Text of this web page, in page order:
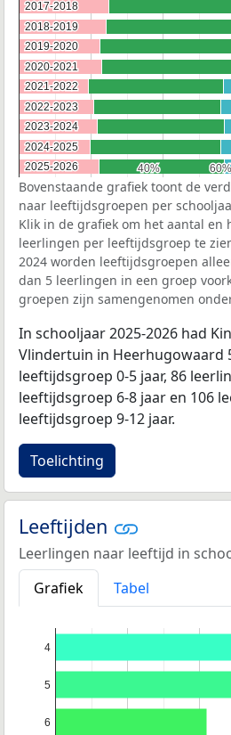
40%
40% 60%
60%
2017-2018
2017-2018
2018-2019
2018-2019
2019-2020
2019-2020
2020-2021
2020-2021
2021-2022
2021-2022
2022-2023
2022-2023
2023-2024
2023-2024
2024-2025
2024-2025
2025-2026
2025-2026
Bovenstaande grafiek toont de
naar leeftijdsgroepen per
Klik in de grafiek om het aantal en
leerlingen per leeftijdsgroep te
2024 worden leeftijdsgroepen
dan 5 leerlingen in een groep
groepen zijn samengenomen onder
In schooljaar 2025-2026 had
Vlindertuin in Heerhugowaard
leeftijdsgroep 0-5 jaar, 86
leeftijdsgroep 6-8 jaar en 106
leeftijdsgroep 9-12 jaar.
Toelichting
Leeftijden
Leerlingen naar leeftijd in
Grafiek
Tabel
4
5
6